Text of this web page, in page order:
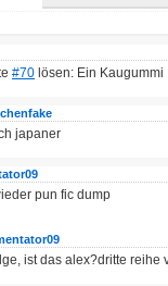
#70 lösen: Ein Kaugummi
japaner
pun fic dump
ist das alex?dritte reihe